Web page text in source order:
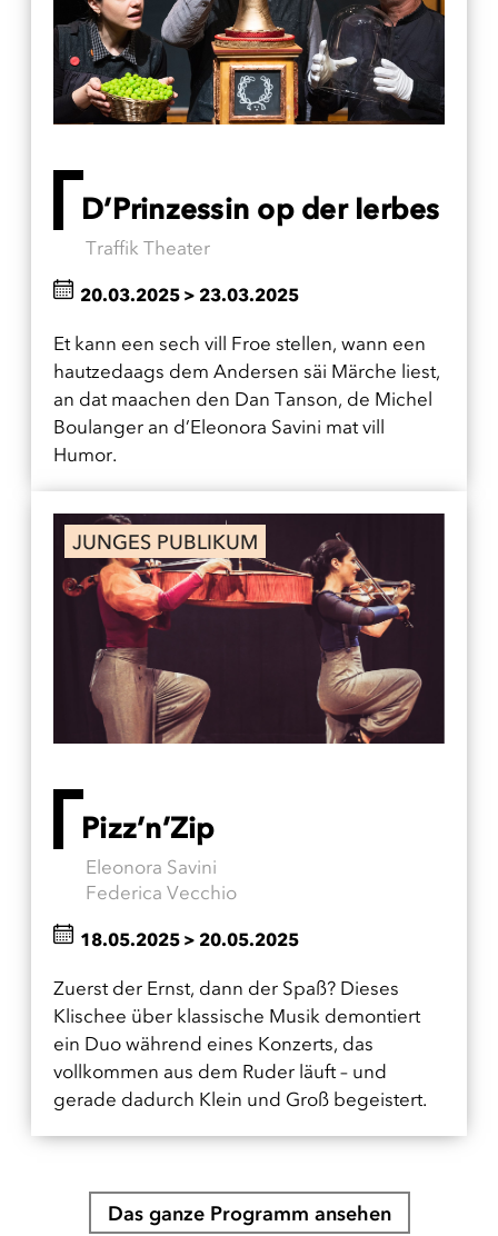
D’Prinzessin op der Ierbes
Traffik Theater
Et kann een sech vill Froe stellen, wann een
hautzedaags dem Andersen säi Märche liest,
an dat maachen den Dan Tanson, de Michel
Boulanger an d’Eleonora Savini mat vill
Humor.
20.03.2025 > 23.03.2025
JUNGES PUBLIKUM
Pizz’n’Zip
Eleonora Savini
Federica Vecchio
Zuerst der Ernst, dann der Spaß? Dieses
Klischee über klassische Musik demontiert
ein Duo während eines Konzerts, das
vollkommen aus dem Ruder läuft – und
gerade dadurch Klein und Groß begeistert.
18.05.2025 > 20.05.2025
Das ganze Programm ansehen